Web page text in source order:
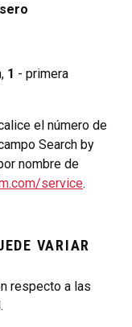
1 - primera
el número de
Search by
nombre de
service.
VARIAR
respecto a las